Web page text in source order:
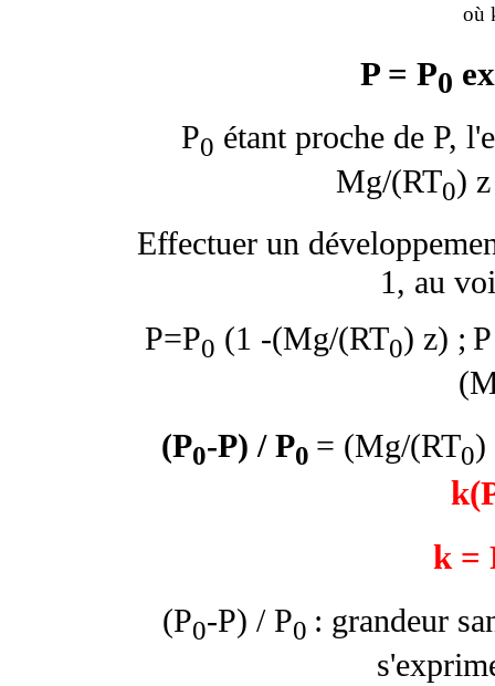
où
P = P0
P0 étant proche de P,
Mg/(RT0)
Effectuer un
1, au
P=P0 (1 -(Mg/(RT0) z) ;
(P0-P) / P0 = (Mg/(RT0)
k =
(P0-P) / P0 : grandeur